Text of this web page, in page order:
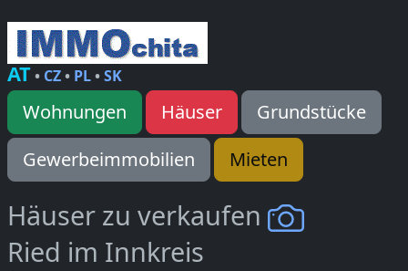
AT• CZ• PL•SK
Wohnungen Häuser
Grundstücke
Gewerbeimmobilien
Mieten
Häuser zu verkaufen
Ried im Innkreis